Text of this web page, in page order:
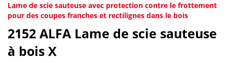
Lame de scie sauteuse avec protection contre le frottement
pour des coupes franches et rectilignes dans le bois
2152 ALFA Lame de scie sauteuse
à bois X